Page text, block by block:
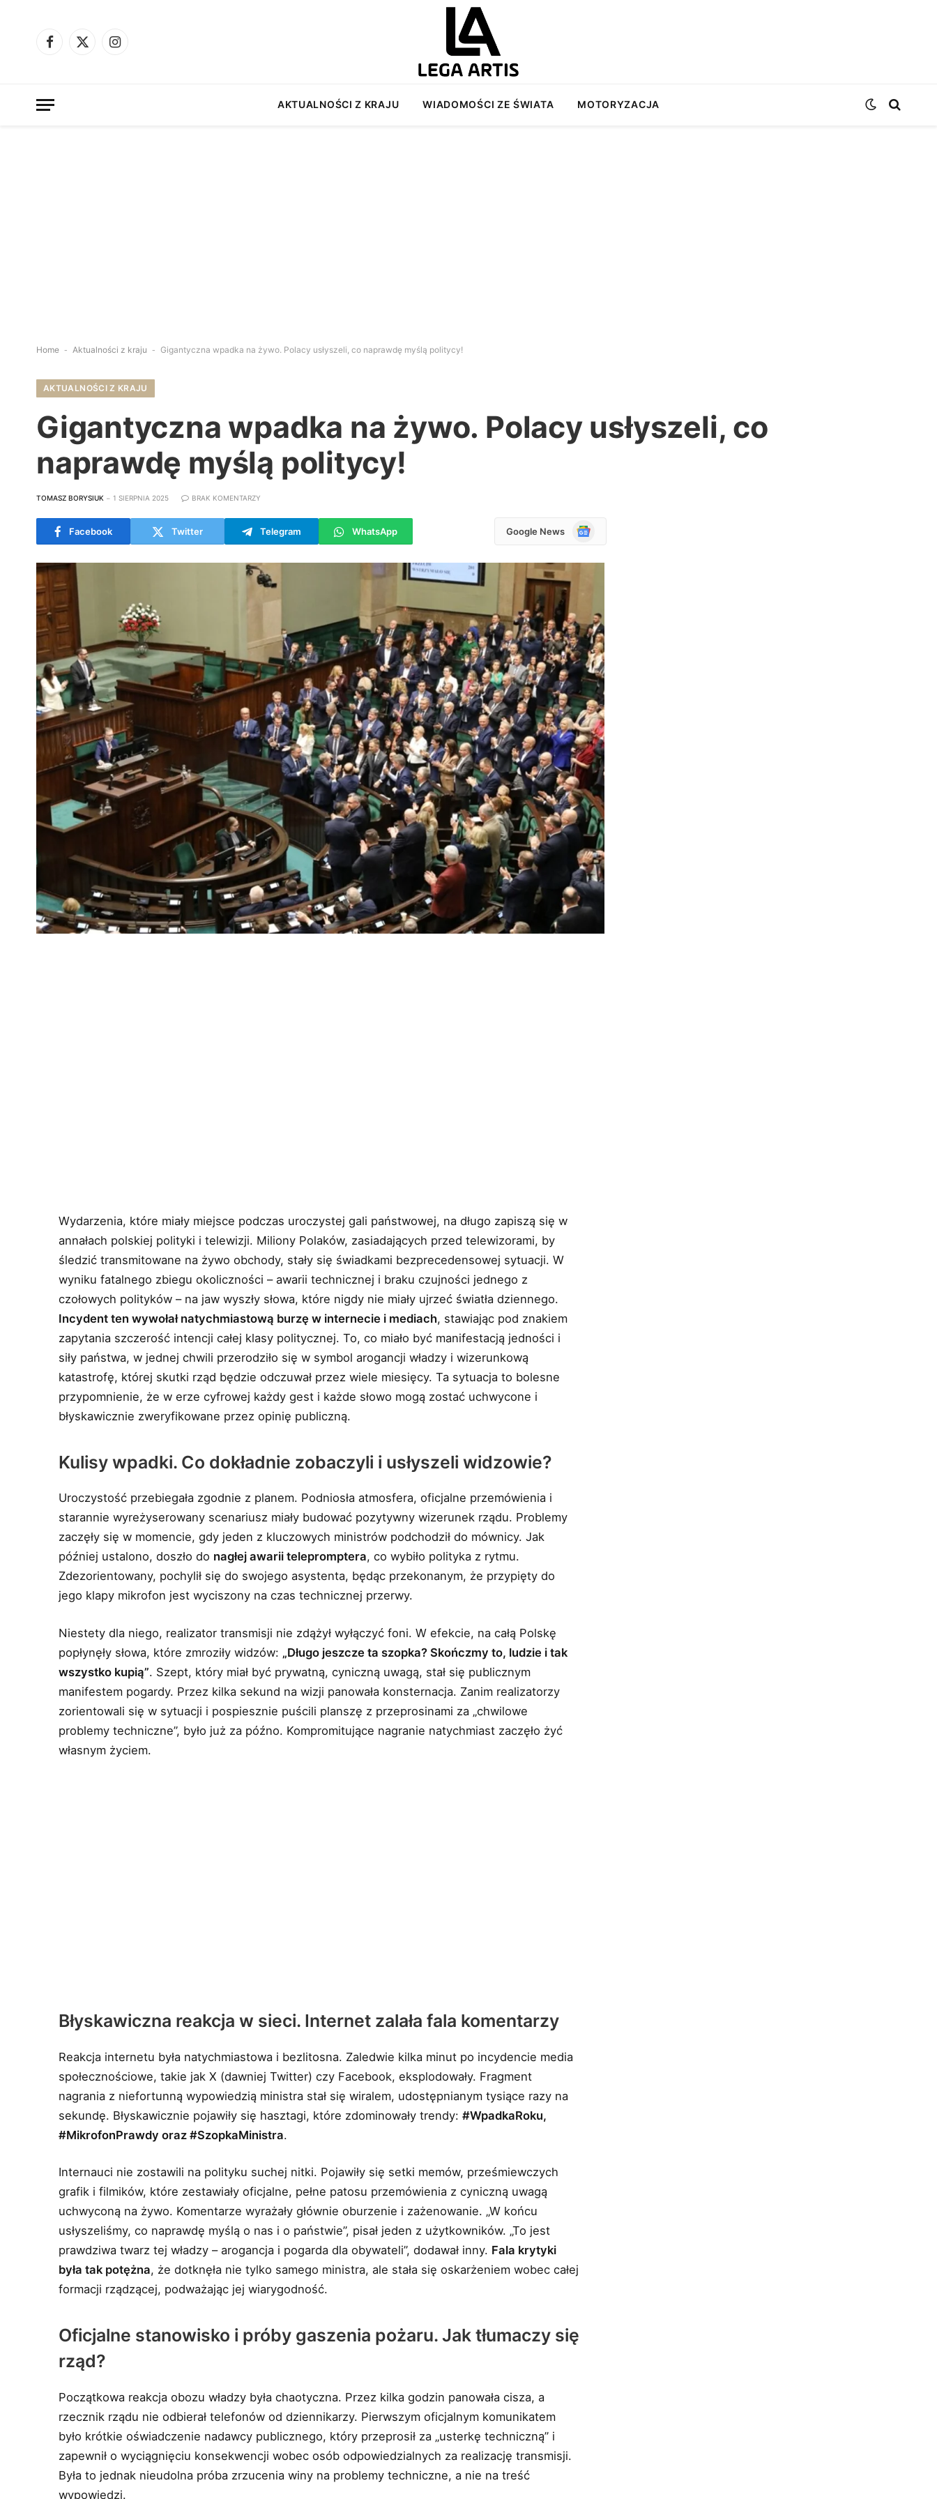
Facebook
X
Instagram
AKTUALNOŚCI Z KRAJU WIADOMOŚCI ZE ŚWIATA MOTORYZACJA
Home - Aktualności z kraju - Gigantyczna wpadka na żywo. Polacy usłyszeli, co naprawdę myślą politycy!
AKTUALNOŚCI Z KRAJU
Gigantyczna wpadka na żywo. Polacy usłyszeli, co
naprawdę myślą politycy!
TOMASZ BORYSIUK 1 SIERPNIA 2025 BRAK KOMENTARZY
Facebook Twitter Telegram WhatsApp Google News
Google
Wydarzenia, które miały miejsce podczas uroczystej gali państwowej, na długo zapiszą się w
annałach polskiej polityki i telewizji. Miliony Polaków, zasiadających przed telewizorami, by
śledzić transmitowane na żywo obchody, stały się świadkami bezprecedensowej sytuacji. W
wyniku fatalnego zbiegu okoliczności – awarii technicznej i braku czujności jednego z
czołowych polityków – na jaw wyszły słowa, które nigdy nie miały ujrzeć światła dziennego.
Incydent ten wywołał natychmiastową burzę w internecie i mediach, stawiając pod znakiem
zapytania szczerość intencji całej klasy politycznej. To, co miało być manifestacją jedności i
siły państwa, w jednej chwili przerodziło się w symbol arogancji władzy i wizerunkową
katastrofę, której skutki rząd będzie odczuwał przez wiele miesięcy. Ta sytuacja to bolesne
przypomnienie, że w erze cyfrowej każdy gest i każde słowo mogą zostać uchwycone i
błyskawicznie zweryfikowane przez opinię publiczną.
Kulisy wpadki. Co dokładnie zobaczyli i usłyszeli widzowie?
Uroczystość przebiegała zgodnie z planem. Podniosła atmosfera, oficjalne przemówienia i
starannie wyreżyserowany scenariusz miały budować pozytywny wizerunek rządu. Problemy
zaczęły się w momencie, gdy jeden z kluczowych ministrów podchodził do mównicy. Jak
później ustalono, doszło do nagłej awarii telepromptera, co wybiło polityka z rytmu.
Zdezorientowany, pochylił się do swojego asystenta, będąc przekonanym, że przypięty do
jego klapy mikrofon jest wyciszony na czas technicznej przerwy.
Niestety dla niego, realizator transmisji nie zdążył wyłączyć foni. W efekcie, na całą Polskę
popłynęły słowa, które zmroziły widzów: „Długo jeszcze ta szopka? Skończmy to, ludzie i tak
wszystko kupią”. Szept, który miał być prywatną, cyniczną uwagą, stał się publicznym
manifestem pogardy. Przez kilka sekund na wizji panowała konsternacja. Zanim realizatorzy
zorientowali się w sytuacji i pospiesznie puścili planszę z przeprosinami za „chwilowe
problemy techniczne”, było już za późno. Kompromitujące nagranie natychmiast zaczęło żyć
własnym życiem.
Błyskawiczna reakcja w sieci. Internet zalała fala komentarzy
Reakcja internetu była natychmiastowa i bezlitosna. Zaledwie kilka minut po incydencie media
społecznościowe, takie jak X (dawniej Twitter) czy Facebook, eksplodowały. Fragment
nagrania z niefortunną wypowiedzią ministra stał się wiralem, udostępnianym tysiące razy na
sekundę. Błyskawicznie pojawiły się hasztagi, które zdominowały trendy:#WpadkaRoku,
#MikrofonPrawdy oraz #SzopkaMinistra.
Internauci nie zostawili na polityku suchej nitki. Pojawiły się setki memów, prześmiewczych
grafik i filmików, które zestawiały oficjalne, pełne patosu przemówienia z cyniczną uwagą
uchwyconą na żywo. Komentarze wyrażały głównie oburzenie i zażenowanie. „W końcu
usłyszeliśmy, co naprawdę myślą o nas i o państwie”, pisał jeden z użytkowników. „To jest
prawdziwa twarz tej władzy – arogancja i pogarda dla obywateli”, dodawał inny. Fala krytyki
była tak potężna, że dotknęła nie tylko samego ministra, ale stała się oskarżeniem wobec całej
formacji rządzącej, podważając jej wiarygodność.
Oficjalne stanowisko i próby gaszenia pożaru. Jak tłumaczy się
rząd?
Początkowa reakcja obozu władzy była chaotyczna. Przez kilka godzin panowała cisza, a
rzecznik rządu nie odbierał telefonów od dziennikarzy. Pierwszym oficjalnym komunikatem
było krótkie oświadczenie nadawcy publicznego, który przeprosił za „usterkę techniczną” i
zapewnił o wyciągnięciu konsekwencji wobec osób odpowiedzialnych za realizację transmisji.
Była to jednak nieudolna próba zrzucenia winy na problemy techniczne, a nie na treść
wypowiedzi.